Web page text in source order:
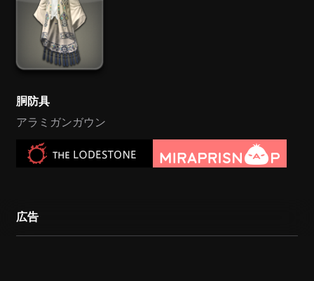
胴防具
アラミガンガウン
広告